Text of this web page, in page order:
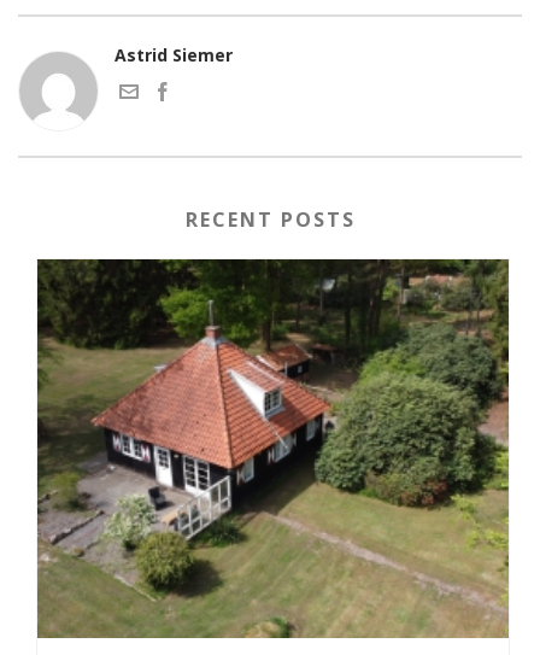
Astrid Siemer
RECENT POSTS